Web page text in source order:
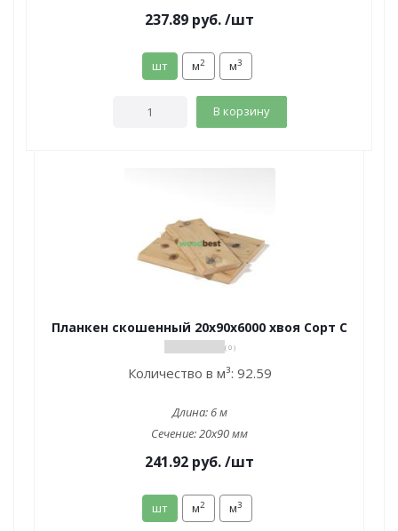
237.89 руб./шт
шт м2 м3
В корзину
Планкен скошенный 20х90х6000 хвоя Сорт С
( 0 )
Количество в м³: 92.59
Длина:6 м
Сечение:20x90 мм
241.92 руб./шт
шт м2 м3